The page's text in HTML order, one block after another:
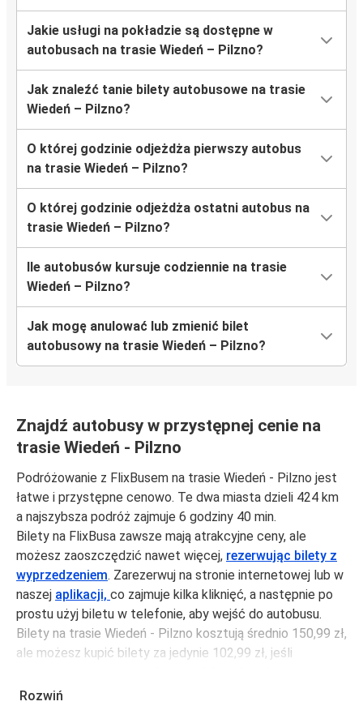
Jakie usługi na pokładzie są dostępne w
autobusach na trasie Wiedeń – Pilzno?
Jak znaleźć tanie bilety autobusowe na trasie
Wiedeń – Pilzno?
O której godzinie odjeżdża pierwszy autobus
na trasie Wiedeń – Pilzno?
O której godzinie odjeżdża ostatni autobus na
trasie Wiedeń – Pilzno?
Ile autobusów kursuje codziennie na trasie
Wiedeń – Pilzno?
Jak mogę anulować lub zmienić bilet
autobusowy na trasie Wiedeń – Pilzno?
Znajdź autobusy w przystępnej cenie na
trasie Wiedeń - Pilzno
Podróżowanie z FlixBusem na trasie Wiedeń - Pilzno jest
łatwe i przystępne cenowo. Te dwa miasta dzieli 424 km
a najszybsza podróż zajmuje 6 godziny 40 min.
Bilety na FlixBusa zawsze mają atrakcyjne ceny, ale
możesz zaoszczędzić nawet więcej, rezerwując bilety z
wyprzedzeniem. Zarezerwuj na stronie internetowej lub w
naszej aplikacji, co zajmuje kilka kliknięć, a następnie po
prostu użyj biletu w telefonie, aby wejść do autobusu.
Bilety na trasie Wiedeń - Pilzno kosztują średnio 150,99 zł,
ale możesz kupić bilety za jedynie 102,99 zł, jeśli
unikając weekendów i świąt. Aby podróżować szybko,
Rozwiń